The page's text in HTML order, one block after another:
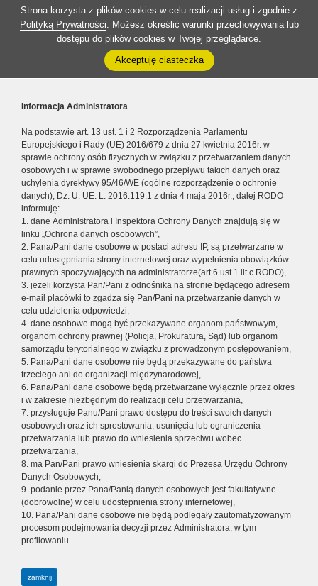
Strona korzysta z plików cookies w celu realizacji usług i zgodnie z
Polityką Prywatności. Możesz określić warunki przechowywania lub
dostępu do plików cookies w Twojej przeglądarce.
Akceptuję ciasteczka
Informacja Administratora
Na podstawie art. 13 ust. 1 i 2 Rozporządzenia Parlamentu
Europejskiego i Rady (UE) 2016/679 z dnia 27 kwietnia 2016r. w
sprawie ochrony osób fizycznych w związku z przetwarzaniem danych
osobowych i w sprawie swobodnego przepływu takich danych oraz
uchylenia dyrektywy 95/46/WE (ogólne rozporządzenie o ochronie
danych), Dz. U. UE. L. 2016.119.1 z dnia 4 maja 2016r., dalej RODO
informuję:
1. dane Administratora i Inspektora Ochrony Danych znajdują się w
linku „Ochrona danych osobowych”,
2. Pana/Pani dane osobowe w postaci adresu IP, są przetwarzane w
celu udostępniania strony internetowej oraz wypełnienia obowiązków
prawnych spoczywających na administratorze(art.6 ust.1 lit.c RODO),
3. jeżeli korzysta Pan/Pani z odnośnika na stronie będącego adresem
e-mail placówki to zgadza się Pan/Pani na przetwarzanie danych w
celu udzielenia odpowiedzi,
4. dane osobowe mogą być przekazywane organom państwowym,
organom ochrony prawnej (Policja, Prokuratura, Sąd) lub organom
samorządu terytorialnego w związku z prowadzonym postępowaniem,
5. Pana/Pani dane osobowe nie będą przekazywane do państwa
trzeciego ani do organizacji międzynarodowej,
6. Pana/Pani dane osobowe będą przetwarzane wyłącznie przez okres
i w zakresie niezbędnym do realizacji celu przetwarzania,
7. przysługuje Panu/Pani prawo dostępu do treści swoich danych
osobowych oraz ich sprostowania, usunięcia lub ograniczenia
przetwarzania lub prawo do wniesienia sprzeciwu wobec
przetwarzania,
8. ma Pan/Pani prawo wniesienia skargi do Prezesa Urzędu Ochrony
Danych Osobowych,
9. podanie przez Pana/Panią danych osobowych jest fakultatywne
(dobrowolne) w celu udostępnienia strony internetowej,
10. Pana/Pani dane osobowe nie będą podlegały zautomatyzowanym
procesom podejmowania decyzji przez Administratora, w tym
profilowaniu.
zamknij